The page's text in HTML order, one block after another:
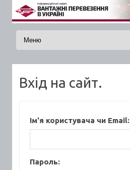
Skip to content
Вхід на сайт.
Ім'я користувача чи Email:
Пароль: